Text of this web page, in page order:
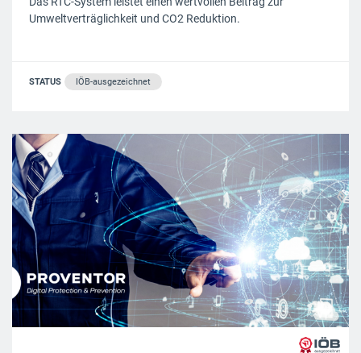
Umweltverträglichkeit und CO2 Reduktion.
STATUS IÖB-ausgezeichnet